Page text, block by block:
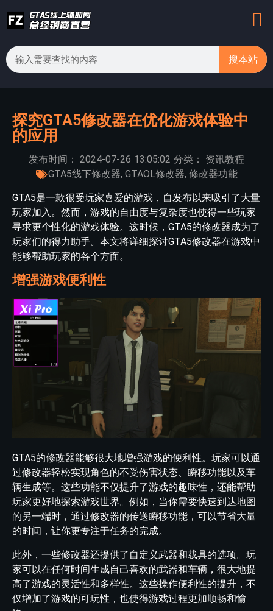
搜本站
探究GTA5修改器在优化游戏体验中
的应用
发布时间： 2024-07-26 13:05:02 分类：
资讯教程
GTA5线下修改器, GTAOL修改器, 修改器功能
GTA5是一款很受玩家喜爱的游戏，自发布以来吸引了大量
玩家加入。然而，游戏的自由度与复杂度也使得一些玩家
寻求更个性化的游戏体验。这时候，GTA5的修改器成为了
玩家们的得力助手。本文将详细探讨GTA5修改器在游戏中
能够帮助玩家的各个方面。
增强游戏便利性
GTA5的修改器能够很大地增强游戏的便利性。玩家可以通
过修改器轻松实现角色的不受伤害状态、瞬移功能以及车
辆生成等。这些功能不仅提升了游戏的趣味性，还能帮助
玩家更好地探索游戏世界。例如，当你需要快速到达地图
的另一端时，通过修改器的传送瞬移功能，可以节省大量
的时间，让你更专注于任务的完成。
此外，一些修改器还提供了自定义武器和载具的选项。玩
家可以在任何时间生成自己喜欢的武器和车辆，很大地提
高了游戏的灵活性和多样性。这些操作便利性的提升，不
仅增加了游戏的可玩性，也使得游戏过程更加顺畅和愉